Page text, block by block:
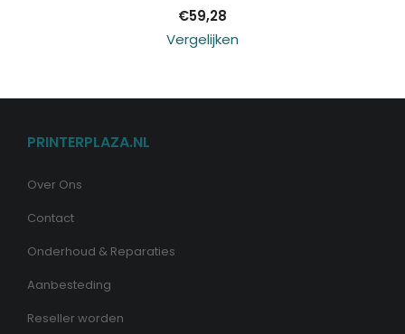
€59,28
Vergelijken
PRINTERPLAZA.NL
Over Ons
Contact
Onderhoud & Reparaties
Aanbesteding
Reseller worden